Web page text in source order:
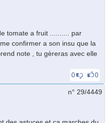
tomate a fruit .......... par
confirmer a son insu que la
note , tu gèreras avec elle
0 0
n° 29/4449